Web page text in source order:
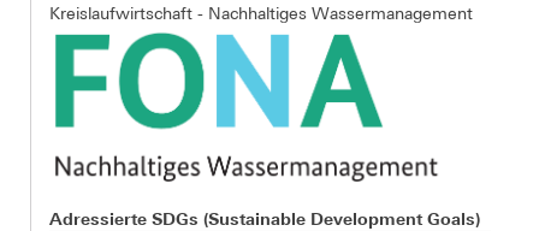
Kreislaufwirtschaft - Nachhaltiges Wassermanagement
Adressierte SDGs (Sustainable Development Goals)